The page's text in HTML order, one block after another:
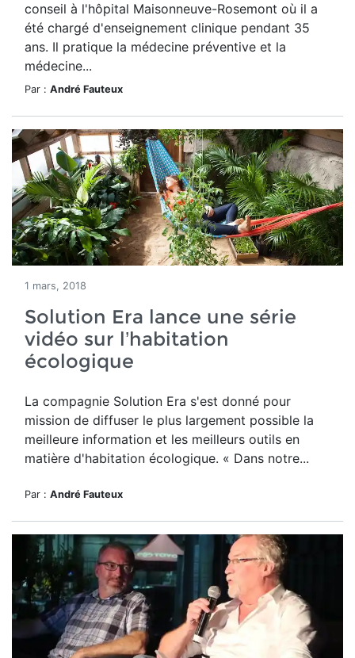
conseil à l'hôpital Maisonneuve-Rosemont où il a
été chargé d'enseignement clinique pendant 35
ans. Il pratique la médecine préventive et la
médecine...
Par : André Fauteux
1 mars, 2018
Solution Era lance une série
vidéo sur l’habitation
écologique
La compagnie Solution Era s'est donné pour
mission de diffuser le plus largement possible la
meilleure information et les meilleurs outils en
matière d'habitation écologique. « Dans notre...
Par : André Fauteux